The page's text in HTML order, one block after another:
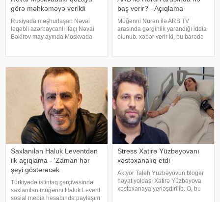
görə məhkəməyə verildi
Rusiyada məşhurlaşan Nəvai
ləqəbli azərbaycanlı ifaçı Nəvai
Bəkirov may ayında Moskvada
görə məhkəməyə verilib. Bu
barədə TASS məlumat yayıb
baş verir? - Açıqlama
Müğənni Nuran ilə ARB TV
arasında gərginlik yarandığı iddia
olunub. xəbər verir ki, bu barədə
alınmış görüntü və
açıqlamalarının heç bir rəsm
Saxlanılan Haluk Leventdən
ilk açıqlama - 'Zaman hər
şeyi göstərəcək
Türkiyədə istintaq çərçivəsində
saxlanılan müğənni Haluk Levent
sosial media hesabında paylaşım
Stress Xatirə Yüzbəyovanı
xəstəxanalıq etdi
Aktyor Taleh Yüzbəyovun bloger
həyat yoldaşı Xatirə Yüzbəyova
xəstəxanaya yerləşdirilib. O, bu